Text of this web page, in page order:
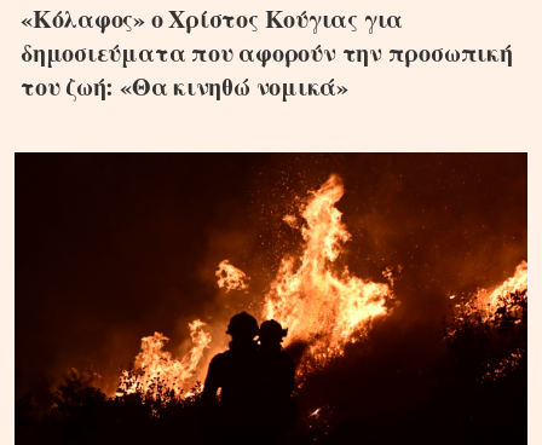
«Κόλαφος» ο Χρίστος Κούγιας για
δημοσιεύματα που αφορούν την προσωπική
του ζωή: «Θα κινηθώ νομικά»